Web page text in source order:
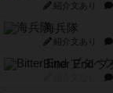
紹介文あり
海兵隊
紹介文あり
Bitter End